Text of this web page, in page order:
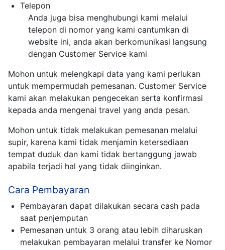
Telepon
Anda juga bisa menghubungi kami melalui
telepon di nomor yang kami cantumkan di
website ini, anda akan berkomunikasi langsung
dengan Customer Service kami
Mohon untuk melengkapi data yang kami perlukan
untuk mempermudah pemesanan. Customer Service
kami akan melakukan pengecekan serta konfirmasi
kepada anda mengenai travel yang anda pesan.
Mohon untuk tidak melakukan pemesanan melalui
supir, karena kami tidak menjamin ketersediaan
tempat duduk dan kami tidak bertanggung jawab
apabila terjadi hal yang tidak diinginkan.
Cara Pembayaran
Pembayaran dapat dilakukan secara cash pada
saat penjemputan
Pemesanan untuk 3 orang atau lebih diharuskan
melakukan pembayaran melalui transfer ke Nomor